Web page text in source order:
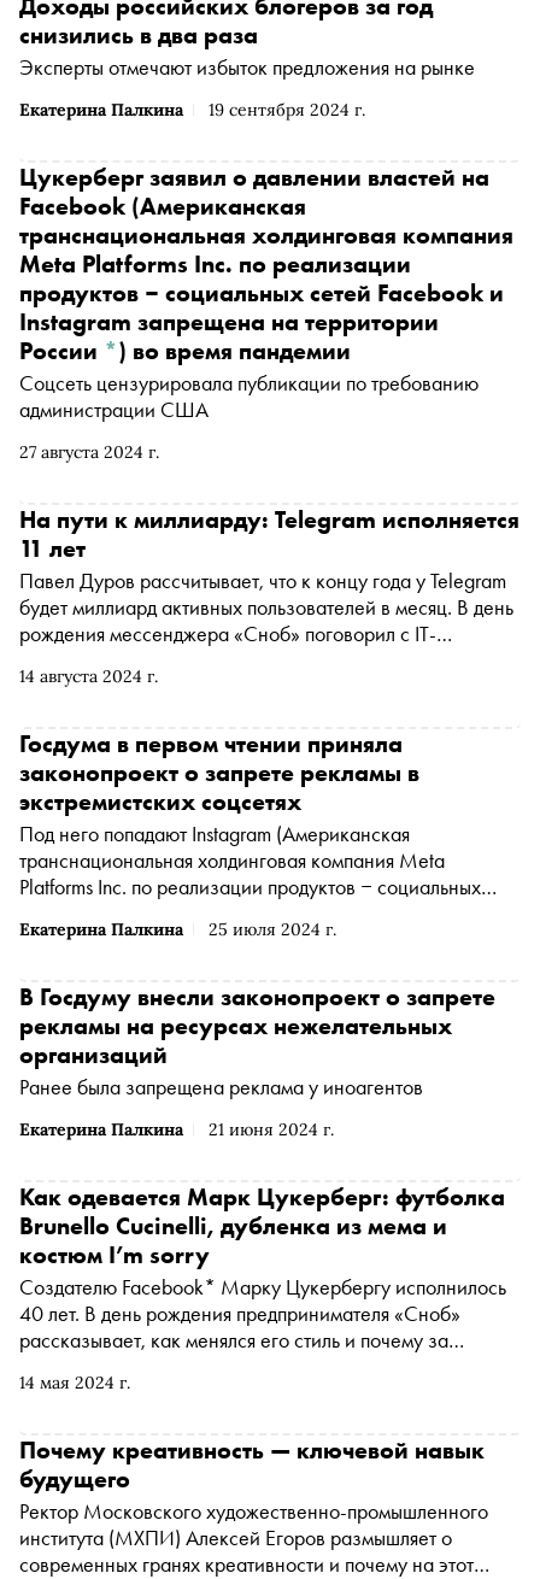
Екатерина Палкина 19 сентября 2024 г.
снизились в два раза
Эксперты отмечают избыток предложения на рынке
27 августа 2024 г.
Цукерберг заявил о давлении властей на
Facebook (Американская
транснациональная холдинговая компания
Meta Platforms Inc. по реализации
продуктов ‒ социальных сетей Facebook и
Instagram запрещена на территории
России *) во время пандемии
Соцсеть цензурировала публикации по требованию
администрации США
14 августа 2024 г.
На пути к миллиарду: Telegram исполняется
11 лет
Павел Дуров рассчитывает, что к концу года у Telegram
будет миллиард активных пользователей в месяц. В день
рождения мессенджера «Сноб» поговорил с IT-
Скуратовым об отличиях Telegram от других
развиваться еще быстрее
Екатерина Палкина 25 июля 2024 г.
Госдума в первом чтении приняла
законопроект о запрете рекламы в
экстремистских соцсетях
Под него попадаютInstagram (Американская
транснациональная холдинговая компания Meta
Platforms Inc. по реализации продуктов ‒ социальных
России*) иFacebook (Американская
Platforms Inc. по реализации продуктов ‒ социальных
сетей Facebook и Instagram запрещена на территории
России*) (принадлежат компании
транснациональная холдинговая компания Meta
Platforms Inc. по реализации продуктов ‒ социальных
сетей Facebook и Instagram запрещена на территории
Екатерина Палкина 21 июня 2024 г.
В Госдуму внесли законопроект о запрете
рекламы на ресурсах нежелательных
организаций
Ранее была запрещена реклама у иноагентов
14 мая 2024 г.
Как одевается Марк Цукерберг: футболка
Brunello Cucinelli, дубленка из мема и
костюм I’m sorry
Создателю Facebook* Марку Цукербергу исполнилось
40 лет. В день рождения предпринимателя «Сноб»
рассказывает, как менялся его стиль и почему за
мировые СМИ
Почему креативность — ключевой навык
будущего
Ректор Московского художественно-промышленного
института (МХПИ) Алексей Егоров размышляет о
современных гранях креативности и почему на этот